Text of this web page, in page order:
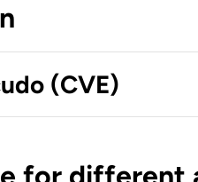
(CVE)